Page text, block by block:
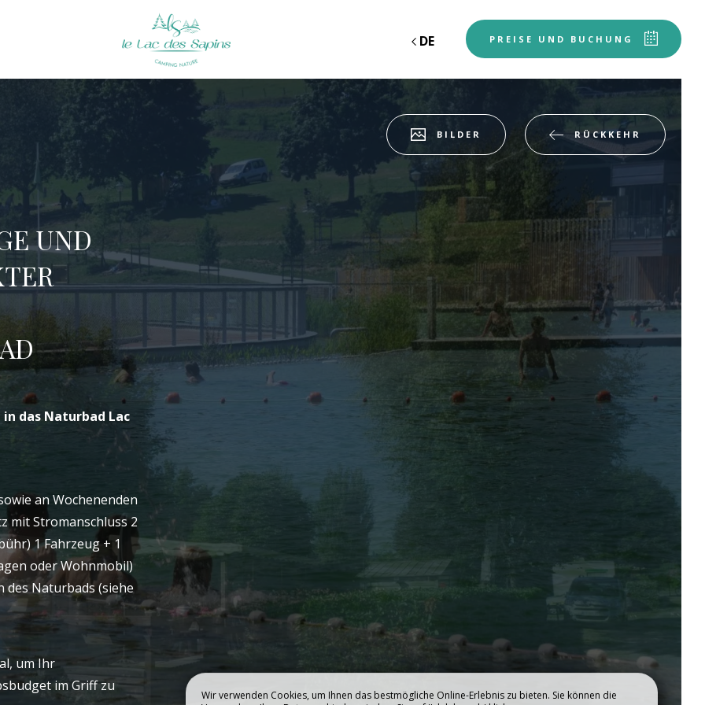
PREISE UND BUCHUNG
DE EN FR
CAMPINGPLATZ BLEIB BEI UNS
WAS TUN UM UNS
HERUM
Ankunft
Ankunft
Abfahrt
Abfahrt
BUCHEN
BILDER RÜCKKEHR
UND
das Naturbad Lac
an Wochenenden
mit Stromanschluss 2
1 Fahrzeug + 1
oder Wohnmobil)
Naturbads (siehe
um Ihr
im Griff zu
Wir verwenden Cookies, um Ihnen das bestmögliche Online-Erlebnis zu bieten. Sie können die